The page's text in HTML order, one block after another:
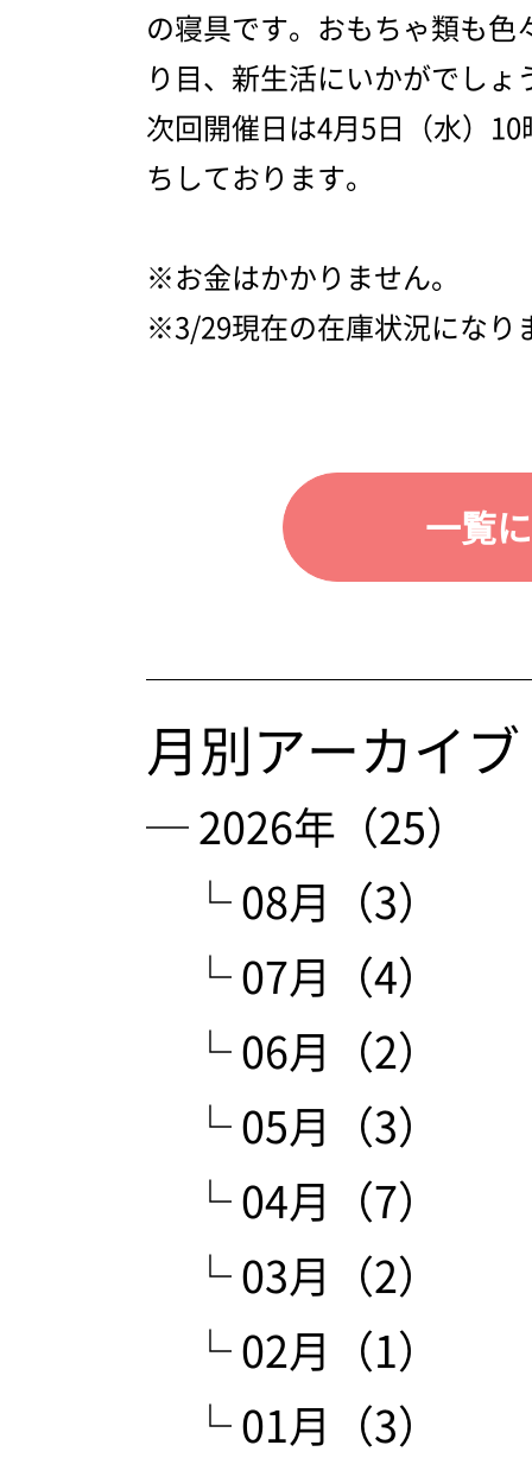
の寝具です。おもちゃ類も
り目、新生活にいかがでしょ
次回開催日は4月5日（水）
ちしております。
※お金はかかりません。
※3/29現在の在庫状況になり
一覧
月別アーカイブ
─ 2026年（25）
└ 08月（3）
└ 07月（4）
└ 06月（2）
└ 05月（3）
└ 04月（7）
└ 03月（2）
└ 02月（1）
└ 01月（3）